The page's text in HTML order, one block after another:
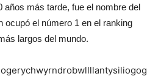
años más tarde, fue el nombre del
ocupó el número 1 en el ranking
largos del mundo.